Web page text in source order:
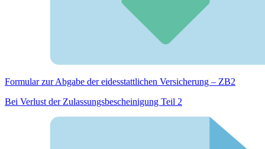
Formular zur Abgabe der eides­stattlichen Versicherung – ZB2
Bei Verlust der Zulassungsbescheinigung Teil 2